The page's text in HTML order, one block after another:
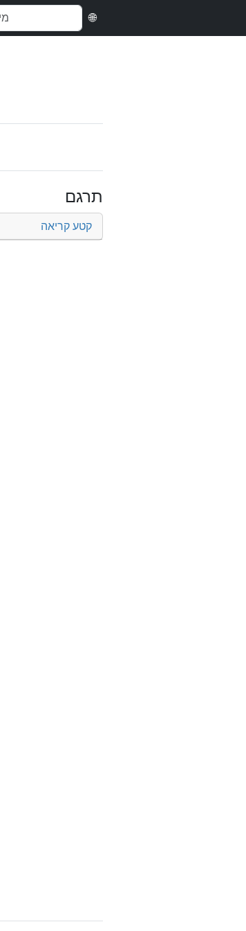
🌐
תרגם
קטע קריאה